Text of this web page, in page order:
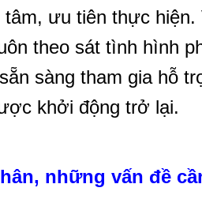
ưu tiên thực hiện.
theo sát tình hình
sàng tham gia hỗ
khởi động trở lại.
những vấn đề